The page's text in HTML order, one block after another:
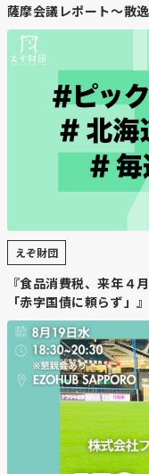
薩摩会議レポート〜散
えぞ財団
『食品消費税、来年
「赤字国債に頼らず」